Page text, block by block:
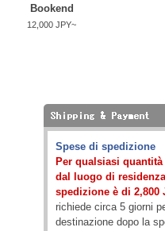
Bookend
12,000 JPY~
Spese di spedizione
Per qualsiasi
dal luogo di
spedizione è di 2,800
richiede circa 5 giorni
destinazione dopo la